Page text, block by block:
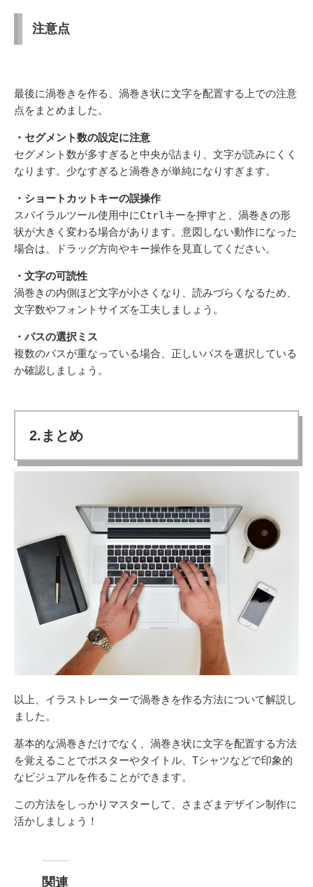
注意点
最後に渦巻きを作る、渦巻き状に文字を配置する上での注意
点をまとめました。
・セグメント数の設定に注意
セグメント数が多すぎると中央が詰まり、文字が読みにくく
なります。少なすぎると渦巻きが単純になりすぎます。
・ショートカットキーの誤操作
スパイラルツール使用中にCtrlキーを押すと、渦巻きの形
状が大きく変わる場合があります。意図しない動作になった
場合は、ドラッグ方向やキー操作を見直してください。
・文字の可読性
渦巻きの内側ほど文字が小さくなり、読みづらくなるため、
文字数やフォントサイズを工夫しましょう 。
・パスの選択ミス
複数のパスが重なっている場合、正しいパスを選択している
か確認しましょう 。
2.まとめ
以上、イラストレーターで渦巻きを作る方法について解説し
ました。
基本的な渦巻きだけでなく、渦巻き状に文字を配置する方法
を覚えることでポスターやタイトル、Tシャツなどで印象的
なビジュアルを作ることができます。
この方法をしっかりマスターして、さまざまデザイン制作に
活かしましょう！
関連